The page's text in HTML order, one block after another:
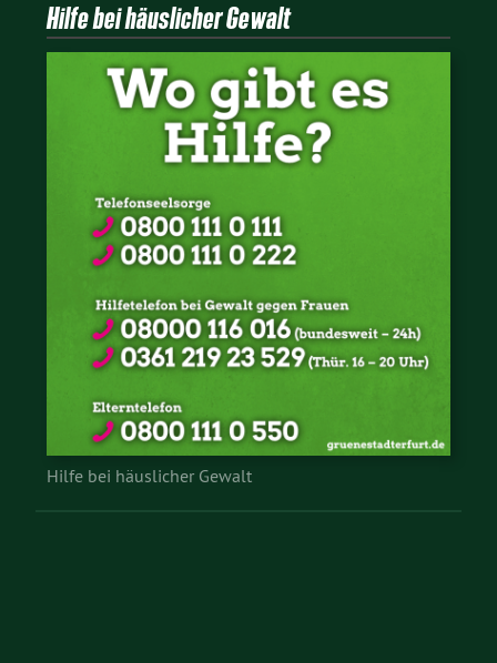
Hilfe bei häuslicher Gewalt
Hilfe bei häuslicher Gewalt